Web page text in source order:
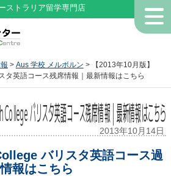
ストラリア留学専門店
> Aus 学校 メルボルン > 【2013年10月版】
タ英語コース残席情報｜最新情報はこちら
バリスタ英語コース残席情報｜最新情報はこちら
2013年10月14日
バリスタ英語コース過
報はこちら